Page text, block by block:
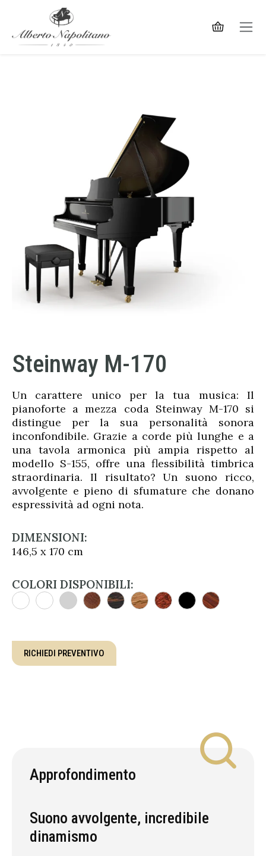
Steinway M-170
Un carattere unico per la tua musica: Il
pianoforte a mezza coda Steinway M-170 si
distingue per la sua personalità sonora
inconfondibile. Grazie a corde più lunghe e a
una tavola armonica più ampia rispetto al
modello S-155, offre una flessibilità timbrica
straordinaria. Il risultato? Un suono ricco,
avvolgente e pieno di sfumature che donano
espressività ad ogni nota.
DIMENSIONI:
146,5 x 170 cm
COLORI DISPONIBILI:
RICHIEDI PREVENTIVO
Approfondimento
Suono avvolgente, incredibile
dinamismo